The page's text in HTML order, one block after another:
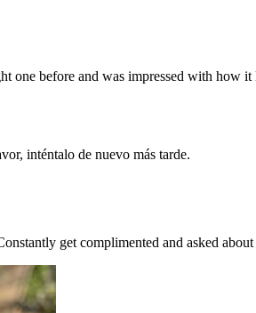
one before and was impressed with
inténtalo de nuevo más tarde.
get complimented and asked about